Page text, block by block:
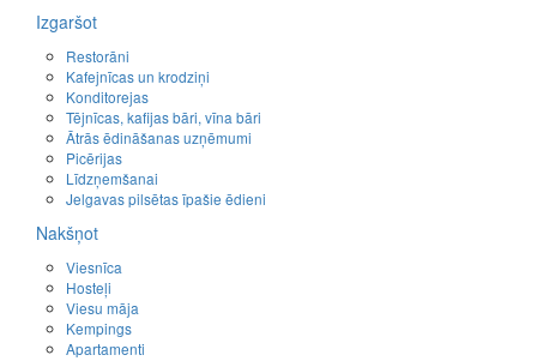
Izgaršot
Restorāni
Kafejnīcas un krodziņi
Konditorejas
Tējnīcas, kafijas bāri, vīna bāri
Ātrās ēdināšanas uzņēmumi
Picērijas
Līdzņemšanai
Jelgavas pilsētas īpašie ēdieni
Nakšņot
Viesnīca
Hosteļi
Viesu māja
Kempings
Apartamenti